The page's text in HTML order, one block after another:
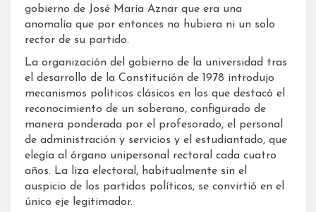
gobierno de José María Aznar que era una
anomalía que por entonces no hubiera ni un solo
rector de su partido.
La organización del gobierno de la universidad tras
el desarrollo de la Constitución de 1978 introdujo
mecanismos políticos clásicos en los que destacó el
reconocimiento de un soberano, configurado de
manera ponderada por el profesorado, el personal
de administración y servicios y el estudiantado, que
elegía al órgano unipersonal rectoral cada cuatro
años. La liza electoral, habitualmente sin el
auspicio de los partidos políticos, se convirtió en el
único eje legitimador.